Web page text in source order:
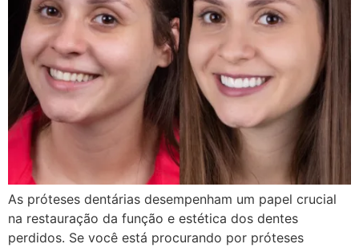
As próteses dentárias desempenham um papel crucial
na restauração da função e estética dos dentes
perdidos. Se você está procurando por próteses